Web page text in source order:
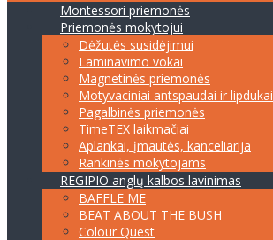
Montessori priemonės
Priemonės mokytojui
Dėžutės susidėjimui
Laminavimo vokai
Magnetinės priemonės
Motyvaciniai antspaudai ir lipdukai
Pagalbinės priemonės
TimeTEX laikmačiai
Aplankai, įmautės, kanceliarija
Rankinės mokytojams
REGIPIO anglų kalbos lavinimas
BAFFLE ME
BEAT ABOUT THE BUSH
Colour Quest